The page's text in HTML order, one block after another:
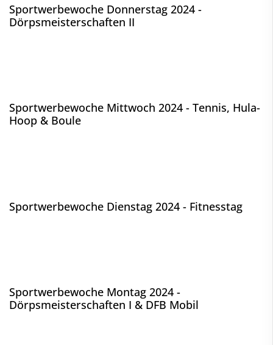
Sportwerbewoche Donnerstag 2024 -
Dörpsmeisterschaften II
Sportwerbewoche Mittwoch 2024 - Tennis, Hula-
Hoop & Boule
Sportwerbewoche Dienstag 2024 - Fitnesstag
Sportwerbewoche Montag 2024 -
Dörpsmeisterschaften I & DFB Mobil